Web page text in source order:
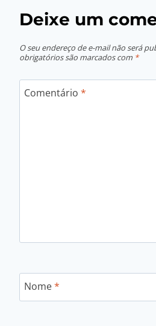
Deixe um
O seu endereço de e-mail não será
obrigatórios são marcados com *
Comentário *
Nome*